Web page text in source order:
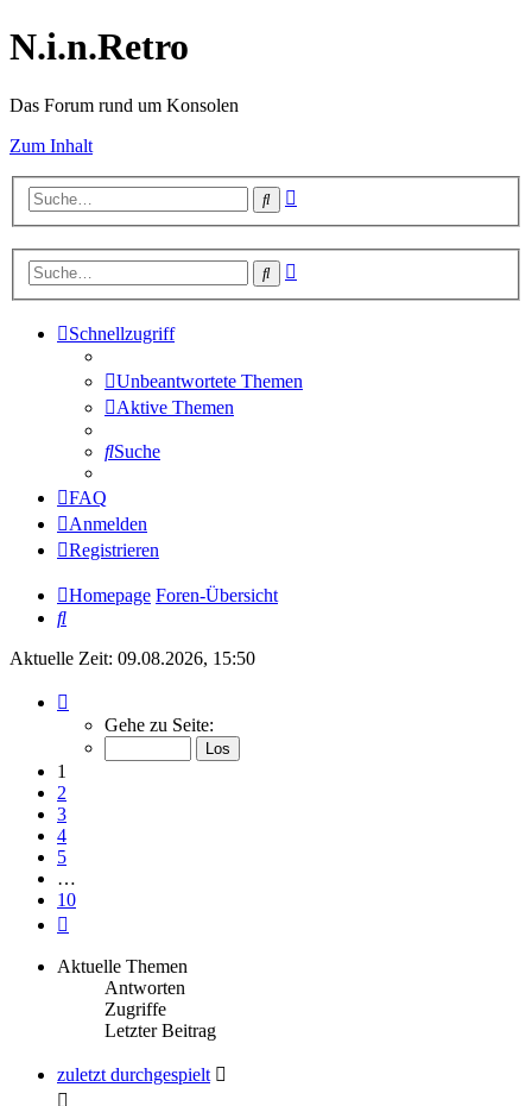
N.i.n.Retro
Das Forum rund um Konsolen
Zum Inhalt
Suche
Suche
Schnellzugriff
Unbeantwortete Themen
Aktive Themen
Suche
FAQ
Anmelden
Registrieren
Homepage Foren-Übersicht
Suche
Aktuelle Zeit: 09.08.2026, 15:50
von
Gehe zu Seite:
1
2
3
4
5
…
10
Aktuelle Themen
Antworten
Zugriffe
Letzter Beitrag
zuletzt durchgespielt